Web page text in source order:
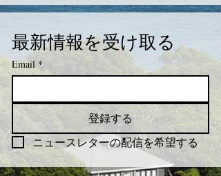
最新情報を受け取る
Email *
登録する
ニュースレターの配信を希望する